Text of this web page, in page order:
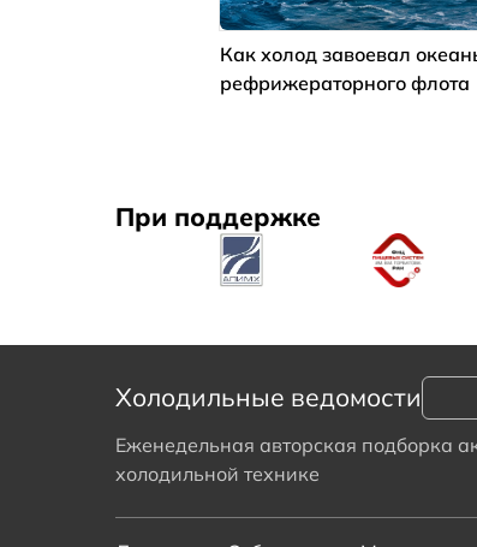
Как холод завоевал
рефрижераторного флота
При поддержке
Холодильные ведомости
Еженедельная авторская подборка
холодильной технике